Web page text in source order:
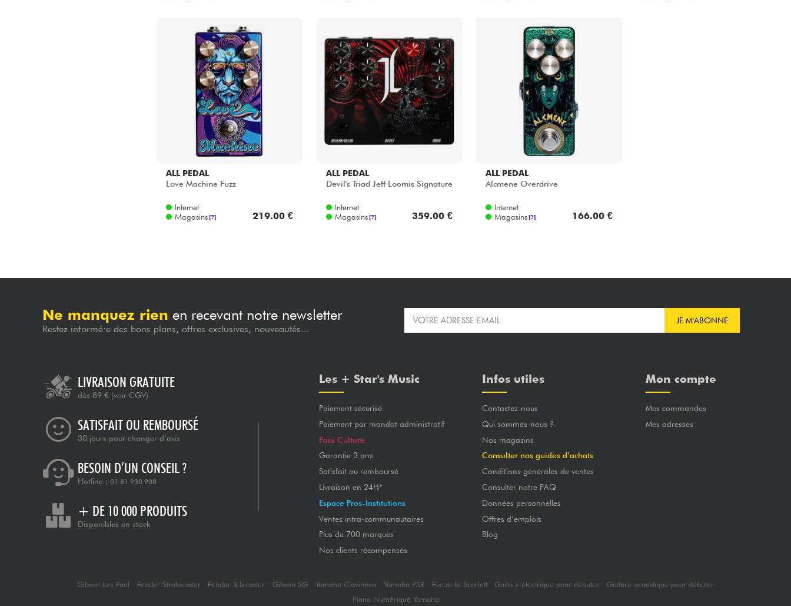
ALL PEDAL
Love Machine Fuzz
Internet
Magasins[?] 219.00 €
ALL PEDAL
Devil's Triad Jeff Loomis Signature
Internet
Magasins [?] 359.00 €
ALL PEDAL
Alcmene Overdrive
Internet
Magasins[?] 166.00 €
Ne manquez rien en recevant notre newsletter
Restez informé·e des bons plans, offres exclusives, nouveautés...
JE M'ABONNE
LIVRAISON GRATUITE
dès 89 € (voir CGV)
SATISFAIT OU REMBOURSÉ
30 jours pour changer d’avis
BESOIN D’UN CONSEIL ?
Hotline : 01 81 930 900
+ DE 10 000 PRODUITS
Disponibles en stock
Les + Star's Music
Paiement sécurisé
Paiement par mandat administratif
Pass Culture
Garantie 3 ans
Satisfait ou remboursé
Livraison en 24H*
Espace Pros-Institutions
Ventes intra-communautaires
Plus de 700 marques
Nos clients récompensés
Infos utiles
Contactez-nous
Qui sommes-nous ?
Nos magasins
Consulter nos guides d’achats
Conditions générales de ventes
Consulter notre FAQ
Données personnelles
Offres d’emplois
Blog
Mon compte
Mes commandes
Mes adresses
Gibson Les Paul Fender Stratocaster Fender Telecaster Gibson SG Yamaha Clavinova Yamaha PSR Focusrite Scarlett Guitare électrique pour débuter
Guitare acoustique pour débuter
Piano Numérique Yamaha